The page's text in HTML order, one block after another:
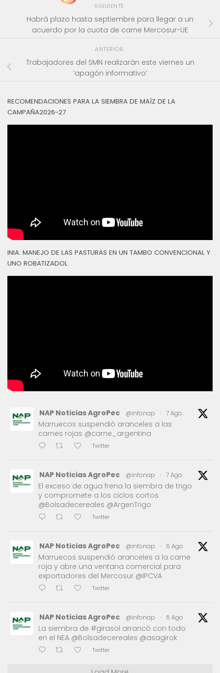
SIGUIENTE
Habrá plazo hasta septiembre para llegar a un
acuerdo por la cuota de carne Mercosur-UE
ANTERIOR
Trabajadores del SMN realizarán este viernes un
‘apagón informativo’
RECOMENDACIONES PARA LA SIEMBRA DE MAÍZ DE LA
CAMPAÑA2026-27
INIA: MANEJO DE LAS PASTURAS EN UN TAMBO CONVENCIONAL Y
UNO ROBATIZADOL
NAP Noticias AgroPec @infonap · 7 Ago
Marruecos suspendió aranceles a las
carnes rojas @carne_argentina
Twitter
NAP Noticias AgroPec @infonap · 7 Ago
El exceso de agua frena la siembra de trigo
y compromete a los ciclos cortos
@Bolsadecereales @ArgenTrigo
Twitter
NAP Noticias AgroPec @infonap · 6 Ago
Marruecos suspendió aranceles a la carne
roja y abre una ventana comercial para
exportadores del Mercosur @IPCVA
Twitter
NAP Noticias AgroPec @infonap · 6 Ago
La siembra de #girasol arrancó con todo
en el NEA @Bolsadecereales @asagirok
Twitter